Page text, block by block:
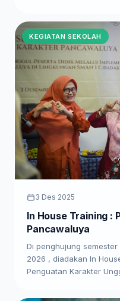
KEGIATAN SEKOLAH
3 Des 2025
In House Training :
Pancawaluya
Di penghujung
2026 , diadakan In
Penguatan Karakter